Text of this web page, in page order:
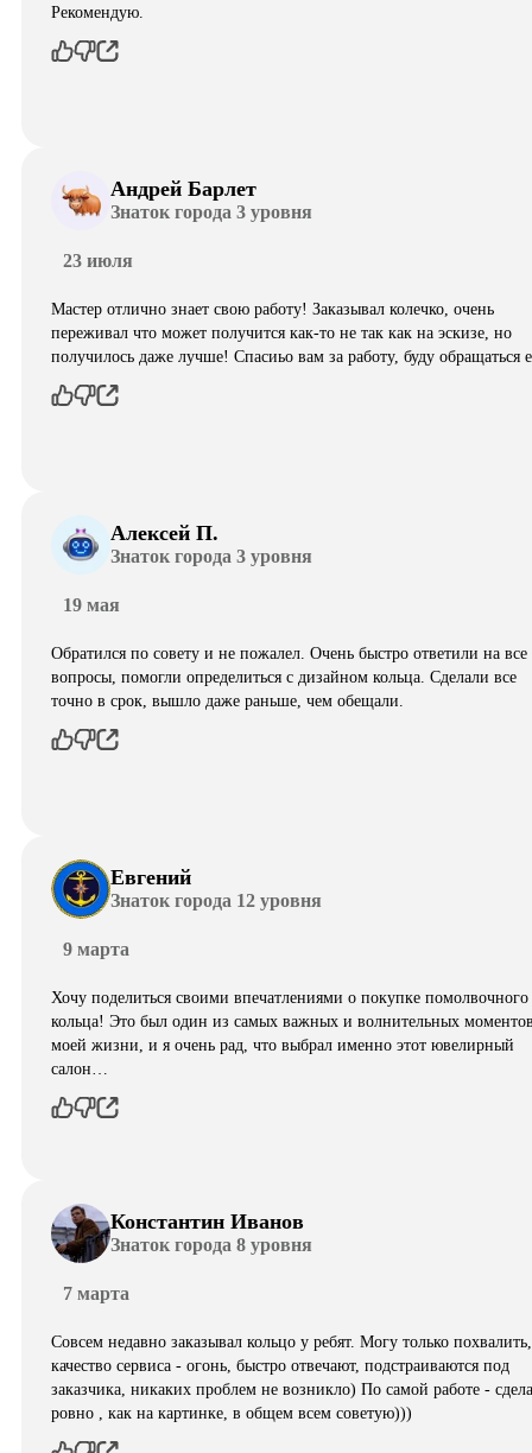
Рекомендую.
Андрей Барлет
Знаток города 3 уровня
23 июля
Мастер отлично знает свою работу! Заказывал колечко, очень
переживал что может получится как-то не так как на эскизе, но
получилось даже лучше! Спасиьо вам за работу, буду обращаться
Алексей П.
Знаток города 3 уровня
19 мая
Обратился по совету и не пожалел. Очень быстро ответили на все
вопросы, помогли определиться с дизайном кольца. Сделали все
точно в срок, вышло даже раньше, чем обещали.
Евгений
Знаток города 12 уровня
9 марта
Хочу поделиться своими впечатлениями о покупке помолвочного
кольца! Это был один из самых важных и волнительных
моей жизни, и я очень рад, что выбрал именно этот ювелирный
салон…
Константин Иванов
Знаток города 8 уровня
7 марта
Совсем недавно заказывал кольцо у ребят. Могу только похвалить,
качество сервиса - огонь, быстро отвечают, подстраиваются под
заказчика, никаких проблем не возникло) По самой работе -
ровно , как на картинке, в общем всем советую)))